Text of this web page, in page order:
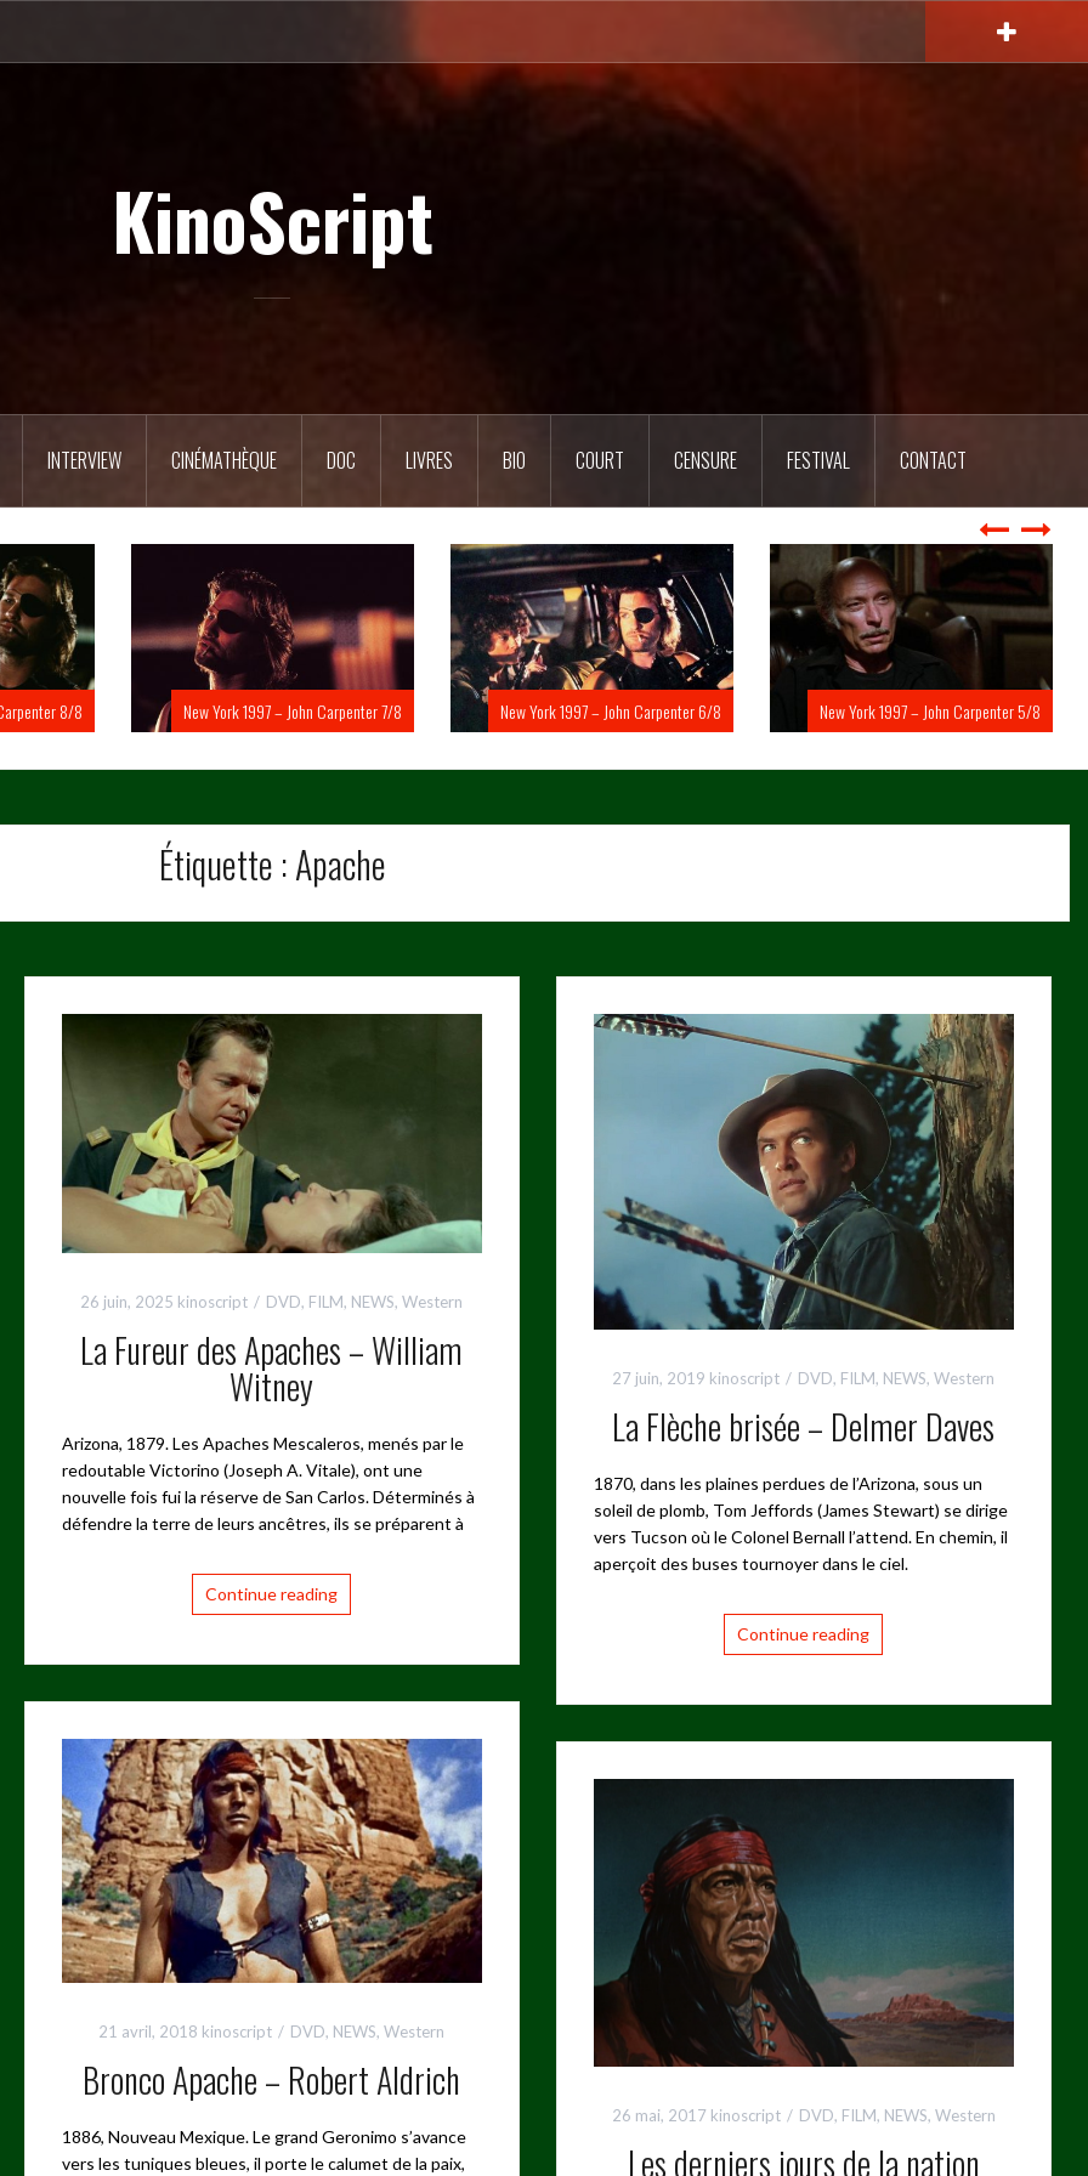
KinoScript
INTERVIEW CINÉMATHÈQUE DOC LIVRES BIO COURT CENSURE FESTIVAL CONTACT
8/8 New York 1997 – John Carpenter 7/8 New York 1997 – John Carpenter 6/8 New York 1997 – John Carpenter 5/8
Étiquette :Apache
26 juin, 2025 kinoscript DVD, FILM, NEWS,Western
La Fureur des Apaches – William
Witney
Arizona, 1879. Les Apaches Mescaleros, menés par le
redoutable Victorino (Joseph A. Vitale), ont une
nouvelle fois fui la réserve de San Carlos. Déterminés à
défendre la terre de leurs ancêtres, ils se préparent à
Continue reading
27 juin, 2019 kinoscript DVD, FILM, NEWS,Western
La Flèche brisée – Delmer Daves
1870, dans les plaines perdues de l’Arizona, sous un
soleil de plomb, Tom Jeffords (James Stewart) se dirige
vers Tucson où le Colonel Bernall l’attend. En chemin, il
aperçoit des buses tournoyer dans le ciel.
Continue reading
21 avril, 2018 kinoscript DVD, NEWS,Western
Bronco Apache – Robert Aldrich
1886, Nouveau Mexique. Le grand Geronimo s’avance
vers les tuniques bleues, il porte le calumet de la paix,
26 mai, 2017 kinoscript DVD, FILM, NEWS, Western
Les derniers jours de la nation